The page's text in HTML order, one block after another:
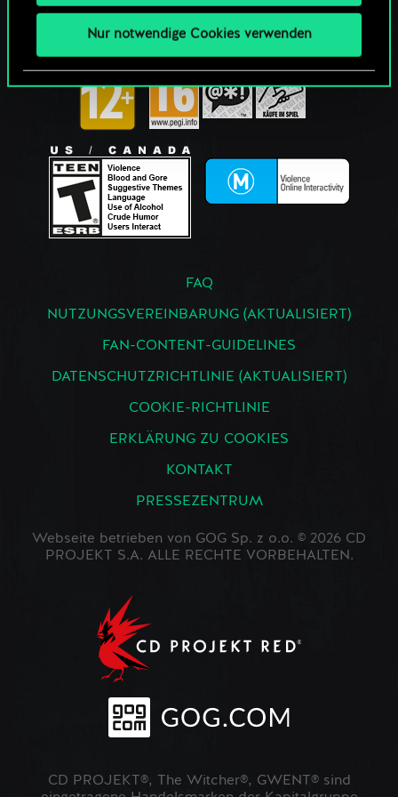
Nur notwendige Cookies verwenden
FAQ
NUTZUNGSVEREINBARUNG (AKTUALISIERT)
FAN-CONTENT-GUIDELINES
DATENSCHUTZRICHTLINIE (AKTUALISIERT)
COOKIE-RICHTLINIE
ERKLÄRUNG ZU COOKIES
KONTAKT
PRESSEZENTRUM
Webseite betrieben von GOG Sp. z o.o. © 2026 CD
PROJEKT S.A. ALLE RECHTE VORBEHALTEN.
CD PROJEKT®, The Witcher®, GWENT® sind